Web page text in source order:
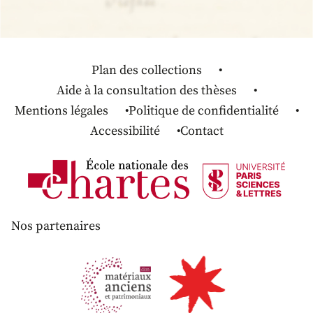
Plan des collections
Aide à la consultation des thèses
Mentions légales
Politique de confidentialité
Accessibilité
Contact
Nos partenaires